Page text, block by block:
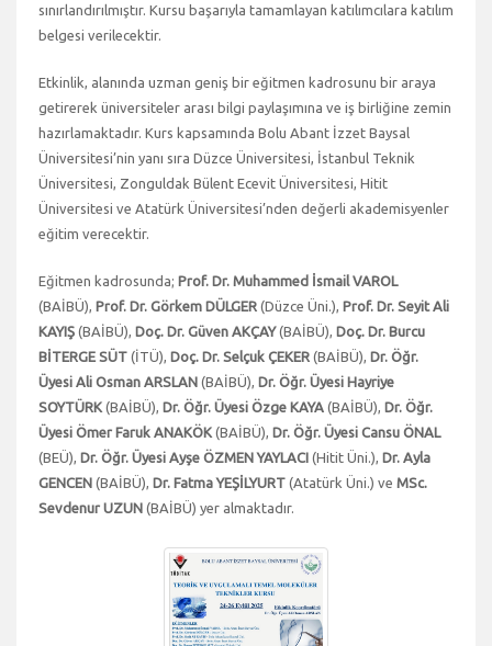
sınırlandırılmıştır. Kursu başarıyla tamamlayan katılımcılara katılım
belgesi verilecektir.
Etkinlik, alanında uzman geniş bir eğitmen kadrosunu bir araya
getirerek üniversiteler arası bilgi paylaşımına ve iş birliğine zemin
hazırlamaktadır. Kurs kapsamında Bolu Abant İzzet Baysal
Üniversitesi’nin yanı sıra Düzce Üniversitesi, İstanbul Teknik
Üniversitesi, Zonguldak Bülent Ecevit Üniversitesi, Hitit
Üniversitesi ve Atatürk Üniversitesi’nden değerli akademisyenler
eğitim verecektir.
Eğitmen kadrosunda; Prof. Dr. Muhammed İsmail VAROL
(BAİBÜ), Prof. Dr. Görkem DÜLGER (Düzce Üni.), Prof. Dr. Seyit Ali
KAYIŞ (BAİBÜ), Doç. Dr. Güven AKÇAY(BAİBÜ), Doç. Dr. Burcu
BİTERGE SÜT (İTÜ), Doç. Dr. Selçuk ÇEKER (BAİBÜ), Dr. Öğr.
Üyesi Ali Osman ARSLAN (BAİBÜ), Dr. Öğr. Üyesi Hayriye
SOYTÜRK (BAİBÜ), Dr. Öğr. Üyesi Özge KAYA (BAİBÜ), Dr. Öğr.
Üyesi Ömer Faruk ANAKÖK (BAİBÜ), Dr. Öğr. Üyesi Cansu ÖNAL
(BEÜ), Dr. Öğr. Üyesi Ayşe ÖZMEN YAYLACI (Hitit Üni.), Dr. Ayla
GENCEN (BAİBÜ), Dr. Fatma YEŞİLYURT (Atatürk Üni.) ve MSc.
Sevdenur UZUN (BAİBÜ) yer almaktadır.